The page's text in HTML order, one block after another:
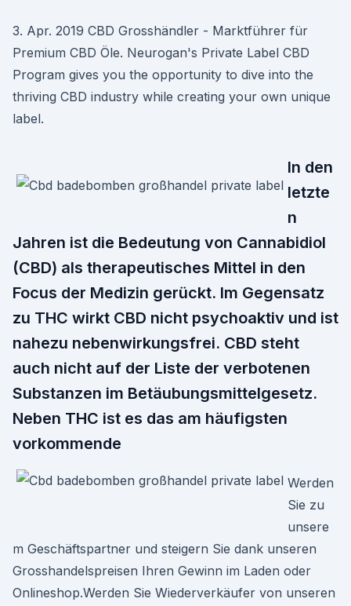
3. Apr. 2019 CBD Grosshändler - Marktführer für
Premium CBD Öle. Neurogan's Private Label CBD
Program gives you the opportunity to dive into the
thriving CBD industry while creating your own unique
label.
In den
letzte
n
Jahren ist die Bedeutung von Cannabidiol
(CBD) als therapeutisches Mittel in den
Focus der Medizin gerückt. Im Gegensatz
zu THC wirkt CBD nicht psychoaktiv und ist
nahezu nebenwirkungsfrei. CBD steht
auch nicht auf der Liste der verbotenen
Substanzen im Betäubungsmittelgesetz.
Neben THC ist es das am häufigsten
vorkommende
Werden
Sie zu
unsere
m Geschäftspartner und steigern Sie dank unseren
Grosshandelspreisen Ihren Gewinn im Laden oder
Onlineshop.Werden Sie Wiederverkäufer von unseren